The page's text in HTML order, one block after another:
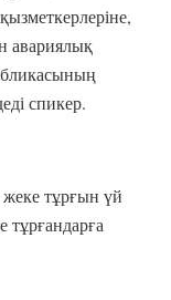
авариялық
спикер.
тұрғын үй
тұрғандарға